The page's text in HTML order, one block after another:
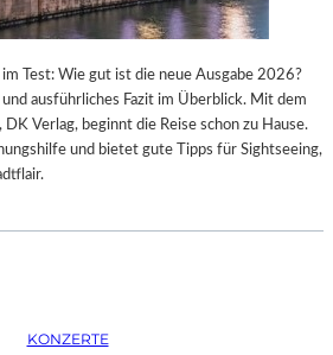
H
M
B
U
R
O
M
Ü
C
H
E
N
P
Test: Wie gut ist die neue Ausgabe 2026?
ausführliches Fazit im Überblick. Mit dem
Verlag, beginnt die Reise schon zu Hause.
und bietet gute Tipps für Sightseeing,
KONZERTE